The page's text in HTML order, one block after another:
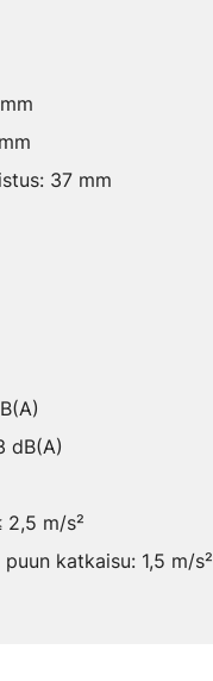
37 mm
dB(A)
2,5 m/s²
katkaisu: 1,5 m/s²